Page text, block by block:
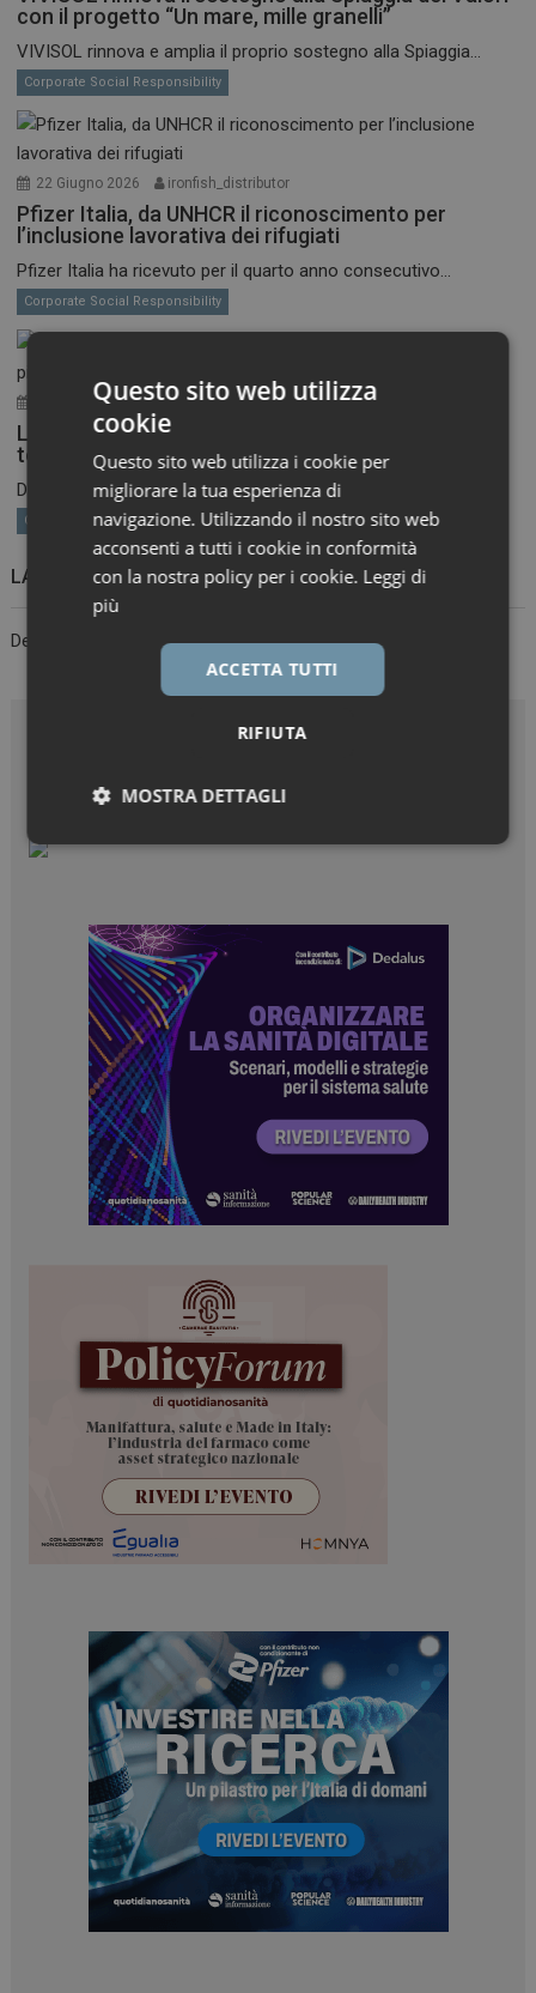
con il progetto “Un mare, mille granelli”
VIVISOL rinnova e amplia il proprio sostegno alla Spiaggia...
Corporate Social Responsibility
22 Giugno 2026 ironfish_distributor
Pfizer Italia, da UNHCR il riconoscimento per
l’inclusione lavorativa dei rifugiati
Pfizer Italia ha ricevuto per il quarto anno consecutivo...
Corporate Social Responsibility
3 Giugno 2026 ironfish_distributor
Lilly, main sponsor della Milano Health Week 2026,
torna in piazza con “IO PREVENGO”
Dal 4 al 6 giugno, in Piazza Gae Aulenti...
Corporate Social Responsibility
LASCIA UN COMMENTO
Devi essere connessoper inviare un commento.
Questo sito web utilizza
cookie
Questo sito web utilizza i cookie per
migliorare la tua esperienza di
navigazione. Utilizzando il nostro sito web
acconsenti a tutti i cookie in conformità
con la nostra policy per i cookie. Leggi di
più
ACCETTA TUTTI
RIFIUTA
MOSTRA DETTAGLI
Necessari Marketing
Necessari Marketing
I cookie necessari contribuiscono a rendere fruibile il
sito web abilitandone funzionalità di base quali la
navigazione sulle pagine e l'accesso alle aree
protette del sito. Il sito web non è in grado di
funzionare correttamente senza questi cookie.
NOME
_ga
Google LLC
.dailyhealthindustry.it
ARRAffinitySameSite
Microsoft Corporation
.www.dailyhealthindustry.it